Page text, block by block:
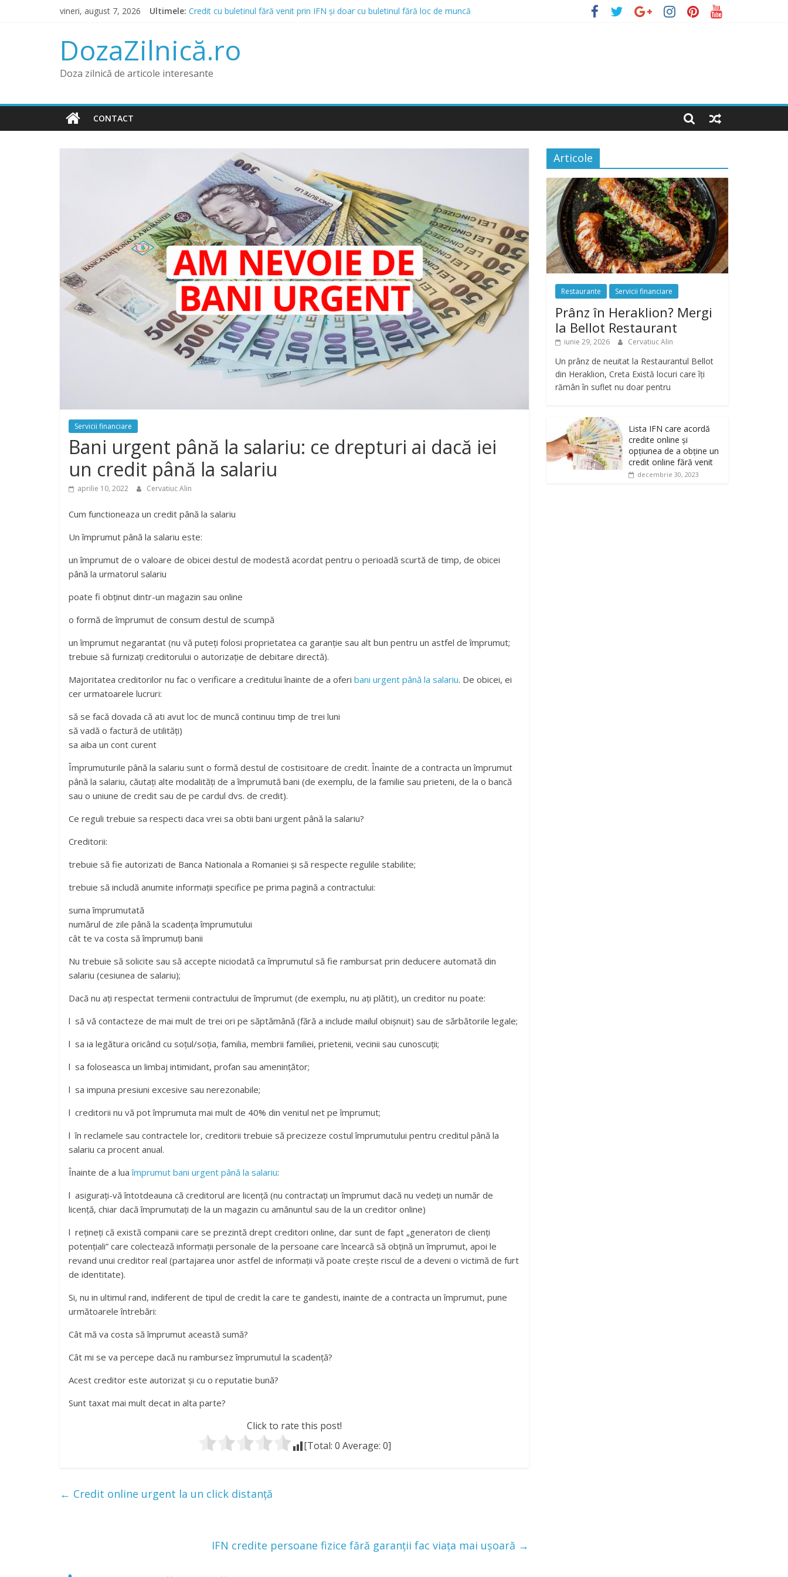
vineri, august 7, 2026 Ultimele: Credit cu buletinul fără venit prin IFN și doar cu buletinul fără loc de muncă
Băncile și IFN-urile Care Acordă Credite cu Istoric Negativ
Credit pentru Datornici și Rău Platnici prin IFN
DozaZilnică.ro
Doza zilnică de articole interesante
CONTACT
Servicii financiare
Bani urgent până la salariu: ce drepturi ai dacă iei
un credit până la salariu
aprilie 10, 2022 Cervatiuc Alin
Cum functioneaza un credit până la salariu
Un împrumut până la salariu este:
un împrumut de o valoare de obicei destul de modestă acordat pentru o perioadă scurtă de timp, de obicei
până la urmatorul salariu
poate fi obţinut dintr-un magazin sau online
o formă de împrumut de consum destul de scumpă
un împrumut negarantat (nu vă puteți folosi proprietatea ca garanție sau alt bun pentru un astfel de împrumut;
trebuie să furnizați creditorului o autorizație de debitare directă).
Majoritatea creditorilor nu fac o verificare a creditului înainte de a oferi bani urgent până la salariu. De obicei, ei
cer urmatoarele lucruri:
să se facă dovada că ati avut loc de muncă continuu timp de trei luni
să vadă o factură de utilități)
sa aiba un cont curent
Împrumuturile până la salariu sunt o formă destul de costisitoare de credit. Înainte de a contracta un împrumut
până la salariu, căutați alte modalități de a împrumută bani (de exemplu, de la familie sau prieteni, de la o bancă
sau o uniune de credit sau de pe cardul dvs. de credit).
Ce reguli trebuie sa respecti daca vrei sa obtii bani urgent până la salariu?
Creditorii:
trebuie să fie autorizati de Banca Nationala a Romaniei și să respecte regulile stabilite;
trebuie să includă anumite informații specifice pe prima pagină a contractului:
suma împrumutată
numărul de zile până la scadența împrumutului
cât te va costa să împrumuți banii
Nu trebuie să solicite sau să accepte niciodată ca împrumutul să fie rambursat prin deducere automată din
salariu (cesiunea de salariu);
Dacă nu ați respectat termenii contractului de împrumut (de exemplu, nu ați plătit), un creditor nu poate:
l să vă contacteze de mai mult de trei ori pe săptămână (fără a include mailul obișnuit) sau de sărbătorile legale;
l sa ia legătura oricând cu soțul/soția, familia, membrii familiei, prietenii, vecinii sau cunoscuții;
l sa foloseasca un limbaj intimidant, profan sau amenințător;
l sa impuna presiuni excesive sau nerezonabile;
l creditorii nu vă pot împrumuta mai mult de 40% din venitul net pe împrumut;
l în reclamele sau contractele lor, creditorii trebuie să precizeze costul împrumutului pentru creditul până la
salariu ca procent anual.
Înainte de a luaîmprumut bani urgent până la salariu:
l asigurați-vă întotdeauna că creditorul are licență (nu contractați un împrumut dacă nu vedeți un număr de
licență, chiar dacă împrumutați de la un magazin cu amănuntul sau de la un creditor online)
l rețineți că există companii care se prezintă drept creditori online, dar sunt de fapt „generatori de clienți
potențiali” care colectează informații personale de la persoane care încearcă să obțină un împrumut, apoi le
revand unui creditor real (partajarea unor astfel de informații vă poate crește riscul de a deveni o victimă de furt
de identitate).
Si, nu in ultimul rand, indiferent de tipul de credit la care te gandesti, inainte de a contracta un împrumut, pune
următoarele întrebări:
Cât mă va costa să împrumut această sumă?
Cât mi se va percepe dacă nu rambursez împrumutul la scadență?
Acest creditor este autorizat și cu o reputatie bună?
Sunt taxat mai mult decat in alta parte?
Click to rate this post!
[Total: 0 Average: 0]
← Credit online urgent la un click distanță
IFN credite persoane fizice fără garanții fac viața mai ușoară →
Articole
Restaurante Servicii financiare
Prânz în Heraklion? Mergi
la Bellot Restaurant
iunie 29, 2026 Cervatiuc Alin
Un prânz de neuitat la Restaurantul Bellot
din Heraklion, Creta Există locuri care îți
rămân în suflet nu doar pentru
Lista IFN care acordă
credite online și
opțiunea de a obține un
credit online fără venit
decembrie 30, 2023